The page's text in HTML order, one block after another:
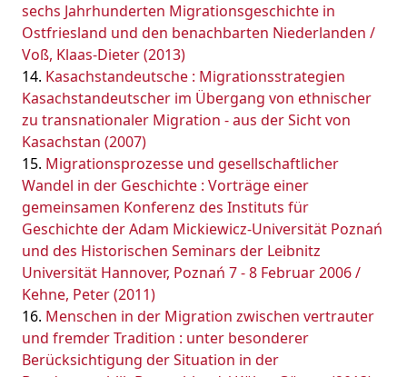
sechs Jahrhunderten Migrationsgeschichte in
Ostfriesland und den benachbarten Niederlanden /
Voß, Klaas-Dieter (2013)
Kasachstandeutsche : Migrationsstrategien
Kasachstandeutscher im Übergang von ethnischer
zu transnationaler Migration - aus der Sicht von
Kasachstan (2007)
Migrationsprozesse und gesellschaftlicher
Wandel in der Geschichte : Vorträge einer
gemeinsamen Konferenz des Instituts für
Geschichte der Adam Mickiewicz-Universität Poznań
und des Historischen Seminars der Leibnitz
Universität Hannover, Poznań 7 - 8 Februar 2006 /
Kehne, Peter (2011)
Menschen in der Migration zwischen vertrauter
und fremder Tradition : unter besonderer
Berücksichtigung der Situation in der